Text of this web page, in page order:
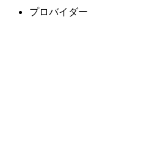
プロバイダー